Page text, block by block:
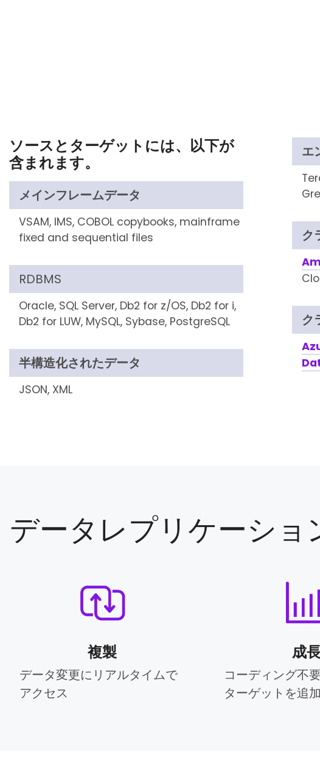
ソースとターゲットには、以下が
含まれます。
メインフレームデータ
VSAM, IMS, COBOL copybooks, mainframe
fixed and sequential files
RDBMS
Oracle, SQL Server, Db2 for z/OS, Db2 for i,
Db2 for LUW, MySQL, Sybase, PostgreSQL
半構造化されたデータ
JSON, XML
エ
ク
ク
データレプリケーシ
複製
データ変更にリアルタイムで
アクセス
成
コーディング不
ターゲットを追加